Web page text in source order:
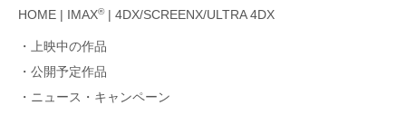
HOME IMAX®| 4DX/SCREENX/ULTRA 4DX
上映中の作品
公開予定作品
ニュース・キャンペーン